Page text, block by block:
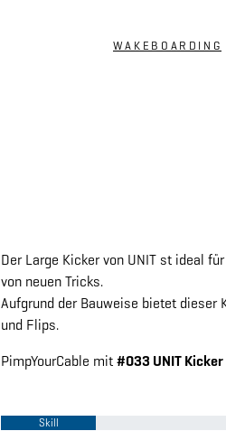
WAKEBOARDING
Der Large Kicker von UNIT st ideal
von neuen Tricks.
Aufgrund der Bauweise bietet dieser
und Flips.
PimpYourCable mit#033 UNIT
Skill